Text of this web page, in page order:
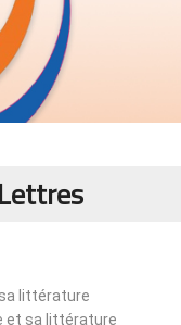
sa littérature
et sa littérature